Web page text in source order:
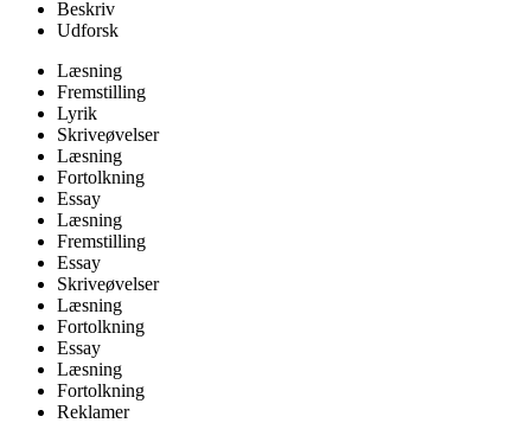
Beskriv
Udforsk
Læsning
Fremstilling
Lyrik
Skriveøvelser
Læsning
Fortolkning
Essay
Læsning
Fremstilling
Essay
Skriveøvelser
Læsning
Fortolkning
Essay
Læsning
Fortolkning
Reklamer